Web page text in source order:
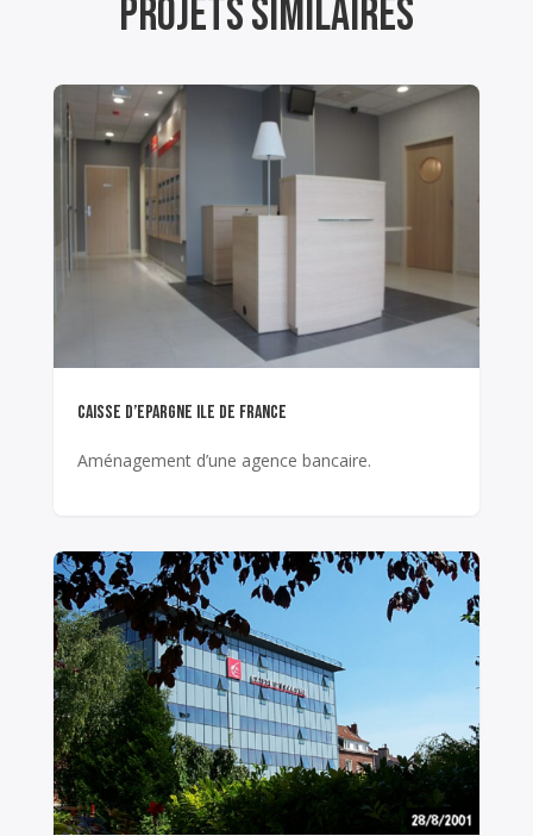
projets similaires
CAISSE D’EPARGNE ILE DE FRANCE
Aménagement d’une agence bancaire.